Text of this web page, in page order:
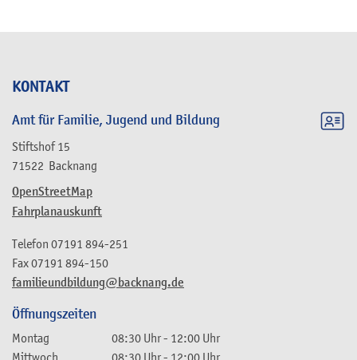
KONTAKT
Amt für Familie, Jugend und Bildung
Stiftshof 15
71522 Backnang
OpenStreetMap
Fahrplanauskunft
familieundbildung@backnang.de
Telefon 07191 894-251
Fax07191 894-150
Öffnungszeiten
Montag 08:30 Uhr- 12:00 Uhr
Mittwoch
08:30 Uhr- 12:00 Uhr